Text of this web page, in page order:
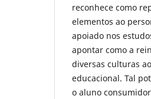
reconhece como
elementos ao
apoiado nos
apontar como a
diversas culturas
educacional. Tal
o aluno